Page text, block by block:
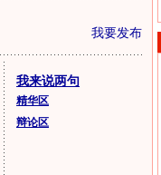
我要发布
我来说两句
精华区
辩论区